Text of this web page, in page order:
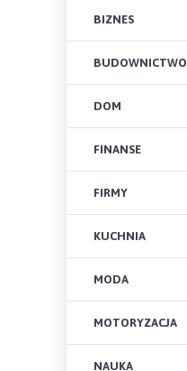
BIZNES
BUDOWNICTWO
DOM
FINANSE
FIRMY
KUCHNIA
MODA
MOTORYZACJA
NAUKA